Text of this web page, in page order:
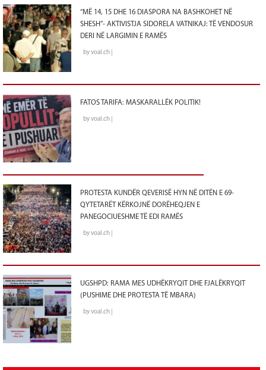
“MË 14, 15 DHE 16 DIASPORA NA BASHKOHET NË
SHESH”- AKTIVISTJA SIDORELA VATNIKAJ: TË VENDOSUR
DERI NË LARGIMIN E RAMËS
by voal.ch |
FATOS TARIFA: MASKARALLËK POLITIK!
by voal.ch |
PROTESTA KUNDËR QEVERISË HYN NË DITËN E 69-
QYTETARËT KËRKOJNË DORËHEQJEN E
PANEGOCIUESHME TË EDI RAMËS
by voal.ch |
UGSHPD: RAMA MES UDHËKRYQIT DHE FJALËKRYQIT
(PUSHIME DHE PROTESTA TË MBARA)
by voal.ch |